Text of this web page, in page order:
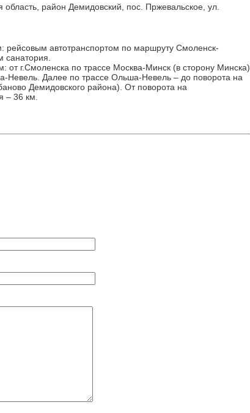
район Демидовский, пос. Пржевальское, ул.
рейсовым автотранспортом по маршруту Смоленск-
санатория.
от г.Смоленска по трассе Москва-Минск (в сторону Минска)
Невель. Далее по трассе Ольша-Невель – до поворота на
Демидовского района). От поворота на
– 36 км.